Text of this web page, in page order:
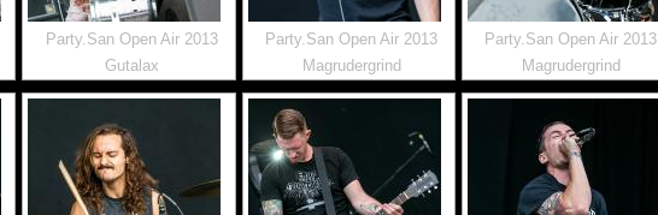
Party.San Open Air 2013
Gutalax
Party.San Open Air 2013
Magrudergrind
Party.San Open Air 2013
Magrudergrind